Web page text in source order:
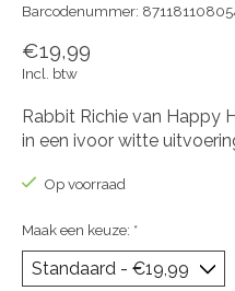
Barcodenummer:
€19,99
Incl. btw
Rabbit Richie van Happy
in een ivoor witte
Op voorraad
Maak een keuze: *